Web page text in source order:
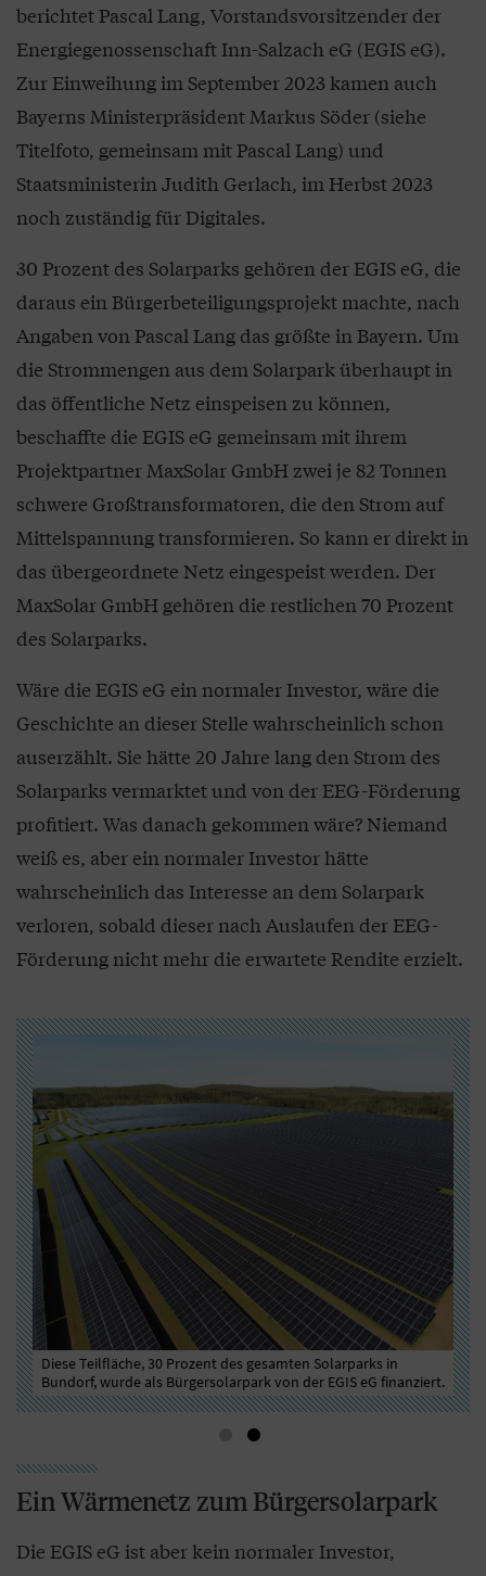
berichtet Pascal Lang, Vorstandsvorsitzender der
Energiegenossenschaft Inn-Salzach eG (EGIS eG).
Zur Einweihung im September 2023 kamen auch
Bayerns Ministerpräsident Markus Söder (siehe
Titelfoto, gemeinsam mit Pascal Lang) und
Staatsministerin Judith Gerlach, im Herbst 2023
noch zuständig für Digitales.
30 Prozent des Solarparks gehören der EGIS eG, die
daraus ein Bürgerbeteiligungsprojekt machte, nach
Angaben von Pascal Lang das größte in Bayern. Um
die Strommengen aus dem Solarpark überhaupt in
das öffentliche Netz einspeisen zu können,
beschaffte die EGIS eG gemeinsam mit ihrem
Projektpartner MaxSolar GmbH zwei je 82 Tonnen
schwere Großtransformatoren, die den Strom auf
Mittelspannung transformieren. So kann er direkt in
das übergeordnete Netz eingespeist werden. Der
MaxSolar GmbH gehören die restlichen 70 Prozent
des Solarparks.
Wäre die EGIS eG ein normaler Investor, wäre die
Geschichte an dieser Stelle wahrscheinlich schon
auserzählt. Sie hätte 20 Jahre lang den Strom des
Solarparks vermarktet und von der EEG-Förderung
profitiert. Was danach gekommen wäre? Niemand
weiß es, aber ein normaler Investor hätte
wahrscheinlich das Interesse an dem Solarpark
verloren, sobald dieser nach Auslaufen der EEG-
Förderung nicht mehr die erwartete Rendite erzielt.
Diese Teilfläche, 30 Prozent des gesamten Solarparks in
Bundorf, wurde als Bürgersolarpark von der EGIS eG finanziert.
Ein Wärmenetz zum Bürgersolarpark
Die EGIS eG ist aber kein normaler Investor,